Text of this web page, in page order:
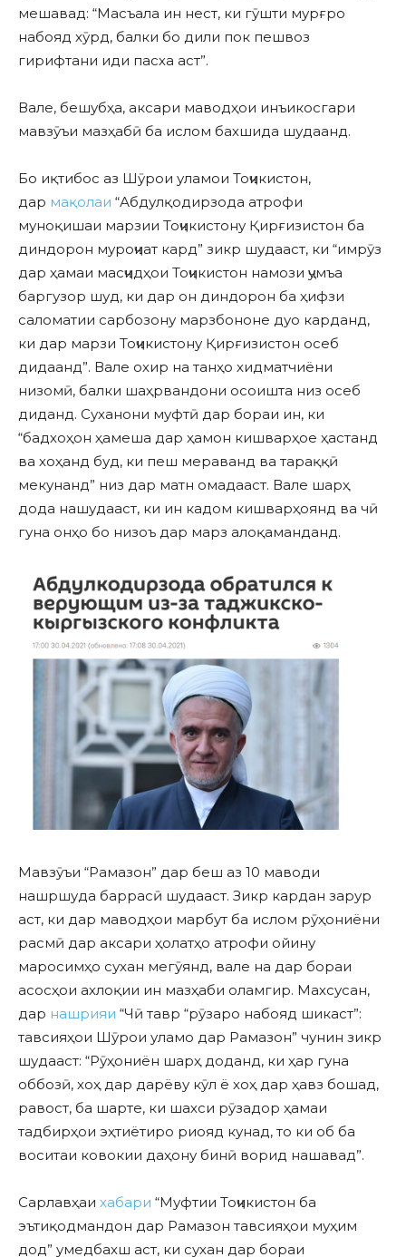
мешавад: “Масъала ин нест, ки гӯшти мурғро
набояд хӯрд, балки бо дили пок пешвоз
гирифтани иди пасха аст”.
Вале, бешубҳа, аксари маводҳои инъикосгари
мавзӯъи мазҳабӣ ба ислом бахшида шудаанд.
Бо иқтибос аз Шӯрои уламои Тоҷикистон,
дар мақолаи “Абдулқодирзода атрофи
муноқишаи марзии Тоҷикистону Қирғизистон ба
диндорон муроҷиат кард” зикр шудааст, ки “имрӯз
дар ҳамаи масҷидҳои Тоҷикистон намози ҷумъа
баргузор шуд, ки дар он диндорон ба ҳифзи
саломатии сарбозону марзбононе дуо карданд,
ки дар марзи Тоҷикистону Қирғизистон осеб
дидаанд”. Вале охир на танҳо хидматчиёни
низомӣ, балки шаҳрвандони осоишта низ осеб
диданд. Суханони муфтӣ дар бораи ин, ки
“бадхоҳон ҳамеша дар ҳамон кишварҳое ҳастанд
ва хоҳанд буд, ки пеш мераванд ва тараққӣ
мекунанд” низ дар матн омадааст. Вале шарҳ
дода нашудааст, ки ин кадом кишварҳоянд ва чӣ
гуна онҳо бо низоъ дар марз алоқаманданд.
Мавзӯъи “Рамазон” дар беш аз 10 маводи
нашршуда баррасӣ шудааст. Зикр кардан зарур
аст, ки дар маводҳои марбут ба ислом рӯҳониёни
расмӣ дар аксари ҳолатҳо атрофи ойину
маросимҳо сухан мегӯянд, вале на дар бораи
асосҳои ахлоқии ин мазҳаби оламгир. Махсусан,
дар нашрияи “Чӣ тавр “рӯзаро набояд шикаст”:
тавсияҳои Шӯрои уламо дар Рамазон” чунин зикр
шудааст: “Рӯҳониён шарҳ доданд, ки ҳар гуна
оббозӣ, хоҳ дар дарёву кӯл ё хоҳ дар ҳавз бошад,
равост, ба шарте, ки шахси рӯзадор ҳамаи
тадбирҳои эҳтиётиро риояд кунад, то ки об ба
воситаи ковокии даҳону бинӣ ворид нашавад”.
Сарлавҳаи хабари “Муфтии Тоҷикистон ба
эътиқодмандон дар Рамазон тавсияҳои муҳим
дод” умедбахш аст, ки сухан дар бораи